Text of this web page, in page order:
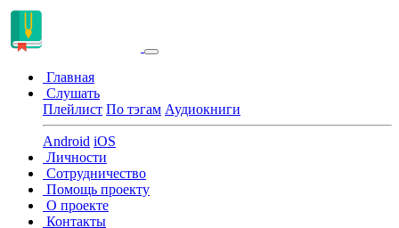
Главная
Слушать
Плейлист По тэгам Аудиокниги
Android iOS
Личности
Сотрудничество
Помощь проекту
О проекте
Контакты